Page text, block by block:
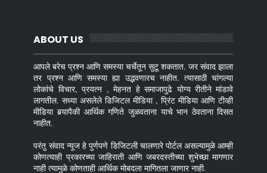
ABOUT US
आपले बरेच प्रश्न आणि समस्या चर्चेतून सुटू शकतात. जर संवाद झाला
तर प्रश्न आणि समस्या ह्या उद्भवणारच नाहीत. त्यासाठी चांगल्या
लोकांचे विचार, प्रयत्न , मेहनत हे समाजापुढे योग्य रीतीने मांडावे
लागतील. सध्या असलेले डिजिटल मीडिया , प्रिंट मीडिया आणि टीव्ही
मीडिया बर्‍यापैकी आर्थिक गणिते जुळवताना याचे भान ठेवताना दिसत
नाहीत.
परंतु संवाद न्यूज हे पुर्णपणे डिजिटली चालणारे पोर्टल असल्यामुळे आम्ही
कोणत्याही प्रकारच्या जाहिराती आणि जबरदस्तीच्या शुभेच्छा मागणार
नाही त्यामुळे कोणताही आर्थिक मोबदला मागितला जाणार नाही.